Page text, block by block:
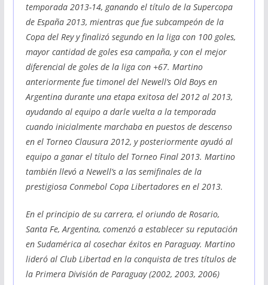
temporada 2013-14, ganando el título de la Supercopa
de España 2013, mientras que fue subcampeón de la
Copa del Rey y finalizó segundo en la liga con 100 goles,
mayor cantidad de goles esa campaña, y con el mejor
diferencial de goles de la liga con +67. Martino
anteriormente fue timonel del Newell’s Old Boys en
Argentina durante una etapa exitosa del 2012 al 2013,
ayudando al equipo a darle vuelta a la temporada
cuando inicialmente marchaba en puestos de descenso
en el Torneo Clausura 2012, y posteriormente ayudó al
equipo a ganar el título del Torneo Final 2013. Martino
también llevó a Newell’s a las semifinales de la
prestigiosa Conmebol Copa Libertadores en el 2013.
En el principio de su carrera, el oriundo de Rosario,
Santa Fe, Argentina, comenzó a establecer su reputación
en Sudamérica al cosechar éxitos en Paraguay. Martino
lideró al Club Libertad en la conquista de tres títulos de
la Primera División de Paraguay (2002, 2003, 2006)